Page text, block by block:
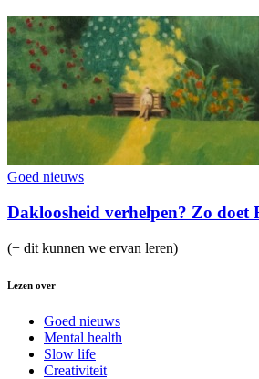
Goed nieuws
Dakloosheid verhelpen? Zo
(+ dit kunnen we ervan leren)
Lezen over
Goed nieuws
Mental health
Slow life
Creativiteit